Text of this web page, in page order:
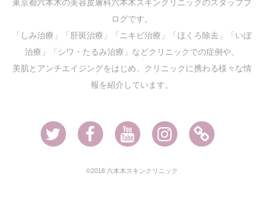
東京都六本木の美容皮膚科六本木スキンクリニックのスタッフブ
ログです。
「しみ治療」「肝斑治療」「ニキビ治療」「ほくろ除去」「いぼ
治療」「シワ・たるみ治療」などクリニックでの症例や、
美肌とアンチエイジングをはじめ、クリニックに携わる様々な情
報を紹介しています。
Twitter FacebookYoutube InstagramAmeblo
©2018 六本木スキンクリニック